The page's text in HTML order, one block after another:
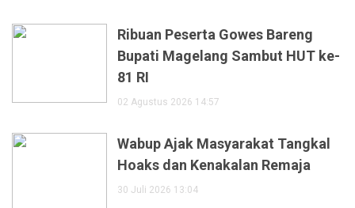
Ribuan Peserta Gowes Bareng
Bupati Magelang Sambut HUT ke-
81 RI
02 Agustus 2026 14:57
Wabup Ajak Masyarakat Tangkal
Hoaks dan Kenakalan Remaja
30 Juli 2026 13:04